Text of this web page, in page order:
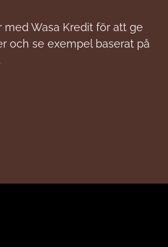
Wasa Kredit för att ge
och se exempel baserat på
.